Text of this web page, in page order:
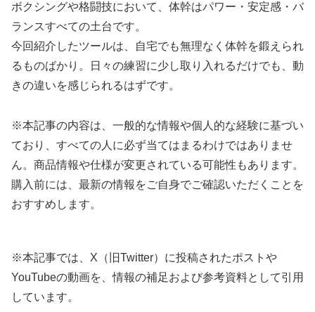
ボクシングや格闘技において、体幹はパワー・安定感・バ
ランスすべての土台です。
今回紹介したツールは、自宅でも無理なく体幹を鍛えられ
るものばかり。日々の練習に少し取り入れるだけでも、動
きの違いを感じられるはずです。
※本記事の内容は、一般的な情報や個人的な経験に基づい
ており、すべての人に必ず当てはまるわけではありませ
ん。商品情報や仕様が変更されている可能性もあります。
購入前には、最新の情報をご自身でご確認いただくことを
おすすめします。
※本記事では、X（旧Twitter）に投稿されたポストや
YouTubeの動画を、情報の補足および参考資料として引用
しています。